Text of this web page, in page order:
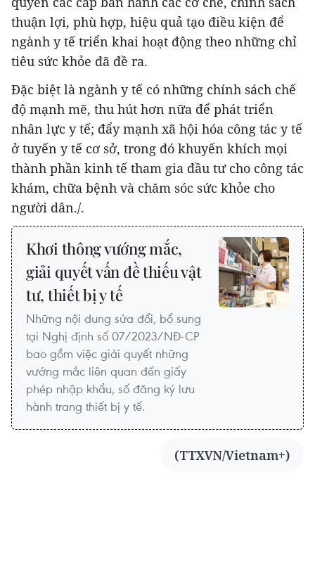
thuận lợi, phù hợp, hiệu quả tạo điều kiện để
ngành y tế triển khai hoạt động theo những chỉ
tiêu sức khỏe đã đề ra.
Đặc biệt là ngành y tế có những chính sách chế
độ mạnh mẽ, thu hút hơn nữa để phát triển
nhân lực y tế; đẩy mạnh xã hội hóa công tác y tế
ở tuyến y tế cơ sở, trong đó khuyến khích mọi
thành phần kinh tế tham gia đầu tư cho công tác
khám, chữa bệnh và chăm sóc sức khỏe cho
người dân./.
Khơi thông vướng mắc,
giải quyết vấn đề thiếu vật
tư, thiết bị y tế
Những nội dung sửa đổi, bổ sung
tại Nghị định số 07/2023/NĐ-CP
bao gồm việc giải quyết những
vướng mắc liên quan đến giấy
phép nhập khẩu, số đăng ký lưu
hành trang thiết bị y tế.
(TTXVN/Vietnam+)